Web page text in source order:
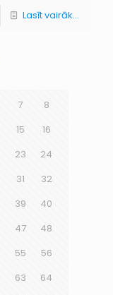
Lasīt vairāk...
7
8
15
16
23
24
31
32
39
40
47
48
55
56
63
64